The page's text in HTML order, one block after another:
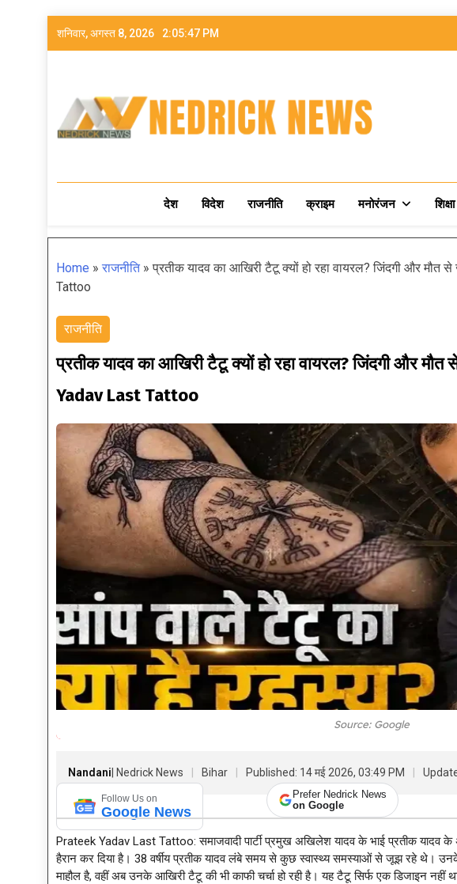
शनिवार, अगस्त 8, 2026 2:05:49 PM
NEDRICK NEWS
देश विदेश राजनीति क्राइम मनोरंजन शिक्षा
Home »राजनीति»प्रतीक यादव का आखिरी टैटू क्यों हो रहा वायरल? जिंदगी और
Tattoo
राजनीति
प्रतीक यादव का आखिरी टैटू क्यों हो रहा वायरल? जिंदगी और
Yadav Last Tattoo
Source: Google
Nandani | Nedrick News Bihar Published: 14 मई 2026, 03:49 PM
Follow Us on
Google News
Prefer Nedrick News
on Google
Prateek Yadav Last Tattoo: समाजवादी पार्टी प्रमुख अखिलेश यादव के भाई प्रतीक यादव
हैरान कर दिया है। 38 वर्षीय प्रतीक यादव लंबे समय से कुछ स्वास्थ्य समस्याओं से जूझ रहे थे।
माहौल है, वहीं अब उनके आखिरी टैटू की भी काफी चर्चा हो रही है। यह टैटू सिर्फ एक डिजाइन